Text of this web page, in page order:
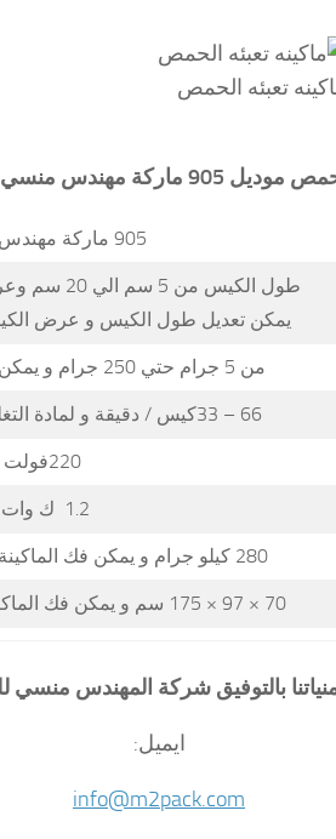
تعبئه الحمص
موديل 905 ماركة مهندس منسي
905 ماركة مهندس منسي
يمكن تعديل طول الكيس و عرض
من 5 جرام حتي 250 جرام و يمكن تعديله حتي 500 جرام
1.2 ك وات
280 كيلو جرام و يمكن فك الماكينة و تركيبها في اي مكان
70 × 97 × 175 سم و يمكن فك الماكينة و تركيبها في اي مكان
بالتوفيق شركة المهندس منسي
ايميل:
info@m2pack.com